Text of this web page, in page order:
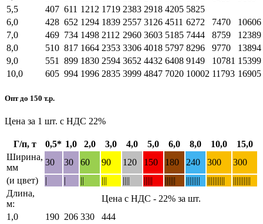
5,5
407 611 1212 1719 2383 2918 4205 5825
6,0
428 652 1294 1839 2557 3126 4511 6272 7470
10606
7,0
469 734 1498 2112 2960 3603 5185 7444 8759
12389
8,0
510 817 1664 2353 3306 4018 5797 8296 9770
13894
9,0
551 899 1830 2594 3652 4432 6408 9149 10781 15399
10,0
605 994 1996 2835 3999 4847 7020 10002 11793 16905
Опт до 150 т.р.
Цена за 1 шт. с НДС 22%
Г/п, т 0,5* 1,0 2,0 3,0 4,0 5,0 6,0 8,0 10,0
15,0
Ширина,
мм
30 30 60 90 120 150 180 240 300
300
(и цвет)
| | || ||| |||| ||||| |||||| |||||||| ||||||||||
||||||||||
Длина,
м:
Цена с НДС - 22% за шт.
1,0
190 206 330 444